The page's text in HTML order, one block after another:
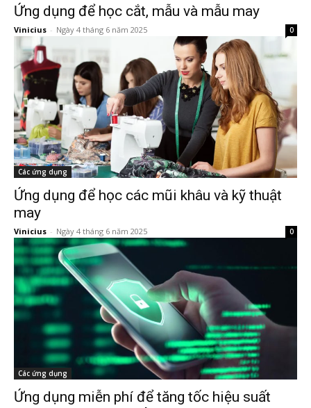
Ứng dụng để học cắt, mẫu và mẫu may
Vinicius - Ngày 4 tháng 6 năm 2025 0
Các ứng dụng
Ứng dụng để học các mũi khâu và kỹ thuật
may
Vinicius - Ngày 4 tháng 6 năm 2025 0
Các ứng dụng
Ứng dụng miễn phí để tăng tốc hiệu suất